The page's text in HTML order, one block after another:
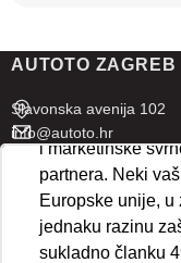
AUTOTO ZAGREB
Slavonska avenija 102
info@autoto.hr
Pon - Pet 07:30-18:00
Sub 08:00-13:00
AUTOTO SPLIT
ispravno
kolačića na vaš
i marketinške
partnera. Neki
Europske unije,
jednaku razinu
sukladno članku